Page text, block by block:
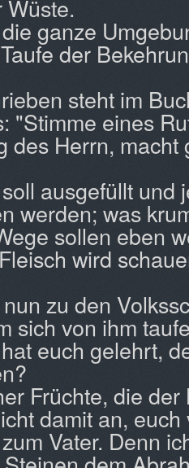
Wüste.
ganze
der
steht im
"Stimme eines
des Herrn, macht
ausgefüllt und
werden; was
sollen eben
wird
zu den
sich von ihm
euch gelehrt,
Früchte, die
damit an,
Vater. Denn